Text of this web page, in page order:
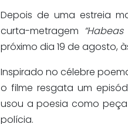
Depois de uma estreia
curta-metragem “Habeas
próximo dia 19 de agosto,
Inspirado no célebre
o filme resgata um
usou a poesia como
polícia.